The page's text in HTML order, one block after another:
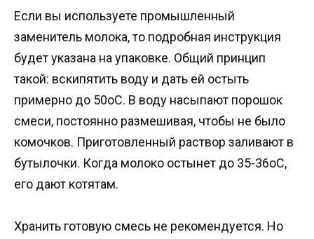
Если вы используете промышленный
заменитель молока, то подробная инструкция
будет указана на упаковке. Общий принцип
такой: вскипятить воду и дать ей остыть
примерно до 50оС. В воду насыпают порошок
смеси, постоянно размешивая, чтобы не было
комочков. Приготовленный раствор заливают в
бутылочки. Когда молоко остынет до 35-36оС,
его дают котятам.
Хранить готовую смесь не рекомендуется. Но